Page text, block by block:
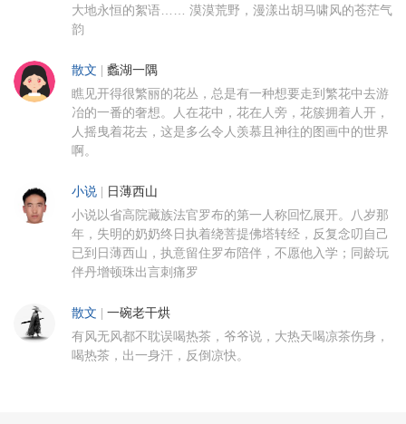
大地永恒的絮语…… 漠漠荒野，漫漾出胡马啸风的苍茫气
韵
散文 蠡湖一隅
瞧见开得很繁丽的花丛，总是有一种想要走到繁花中去游
冶的一番的奢想。人在花中，花在人旁，花簇拥着人开，
人摇曳着花去，这是多么令人羡慕且神往的图画中的世界
啊。
小说 日薄西山
小说以省高院藏族法官罗布的第一人称回忆展开。八岁那
年，失明的奶奶终日执着绕菩提佛塔转经，反复念叨自己
已到日薄西山，执意留住罗布陪伴，不愿他入学；同龄玩
伴丹增顿珠出言刺痛罗
散文 一碗老干烘
有风无风都不耽误喝热茶，爷爷说，大热天喝凉茶伤身，
喝热茶，出一身汗，反倒凉快。